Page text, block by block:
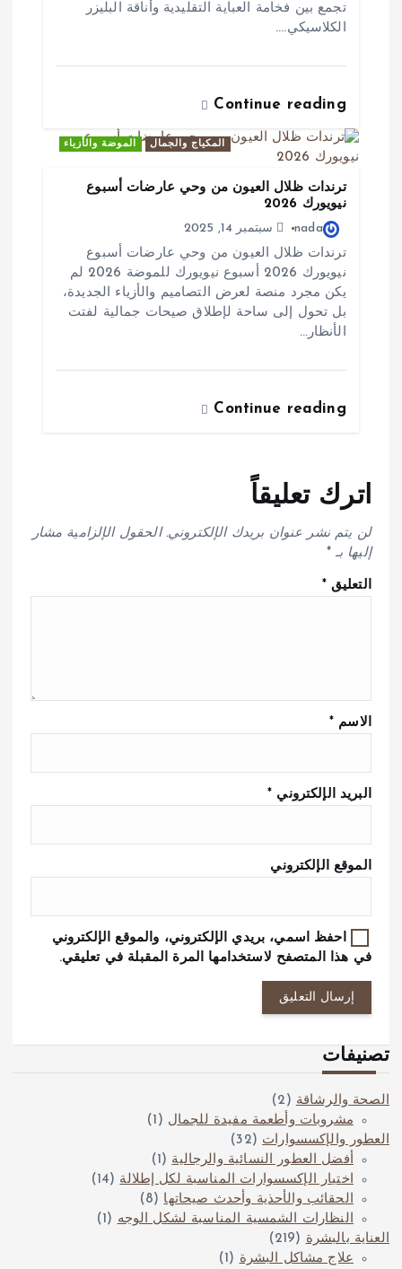
تجمع بين فخامة العباية التقليدية وأناقة البليزر
الكلاسيكي.…
Continue reading
المكياج والجمال الموضة والأزياء
ترندات ظلال العيون من وحي عارضات أسبوع
نيويورك 2026
nada
سبتمبر 14, 2025
ترندات ظلال العيون من وحي عارضات أسبوع
نيويورك 2026 أسبوع نيويورك للموضة 2026 لم
يكن مجرد منصة لعرض التصاميم والأزياء الجديدة،
بل تحول إلى ساحة لإطلاق صيحات جمالية لفتت
الأنظار…
Continue reading
اترك تعليقاً
لن يتم نشر عنوان بريدك الإلكتروني. الحقول الإلزامية مشار
إليها بـ *
التعليق *
الاسم
البريد الإلكتروني
الموقع الإلكتروني
احفظ اسمي، بريدي الإلكتروني، والموقع الإلكتروني
في هذا المتصفح لاستخدامها المرة المقبلة في تعليقي.
تصنيفات
الصحة والرشاقة(2)
مشروبات وأطعمة مفيدة للجمال(1)
العطور والإكسسوارات(32)
أفضل العطور النسائية والرجالية(1)
اختيار الإكسسوارات المناسبة لكل إطلالة(14)
الحقائب والأحذية وأحدث صيحاتها(8)
النظارات الشمسية المناسبة لشكل الوجه(1)
العناية بالبشرة(219)
علاج مشاكل البشرة(1)